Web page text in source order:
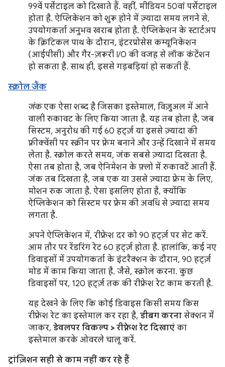
99वें पर्सेंटाइल को दिखाते हैं. वहीं, मीडियन 50वां पर्सेंटाइल
होता है. ऐप्लिकेशन को शुरू होने में ज़्यादा समय लगने से,
उपयोगकर्ता अनुभव खराब होता है. ऐप्लिकेशन के स्टार्टअप
के क्रिटिकल पाथ के दौरान, इंटरप्रोसेस कम्यूनिकेशन
(आईपीसी) और गैर-ज़रूरी I/O की वजह से लॉक कंटेंशन
हो सकता है. साथ ही, इससे गड़बड़ियां हो सकती हैं.
स्क्रोल जैंक
जंकएक ऐसा शब्द है जिसका इस्तेमाल, विज़ुअल में आने
वाली रुकावट के लिए किया जाता है. यह तब होता है, जब
सिस्टम, अनुरोध की गई 60 हर्ट्ज़ या इससे ज़्यादा की
फ़्रीक्वेंसी पर स्क्रीन पर फ़्रेम बनाने और उन्हें दिखाने में समय
लेता है. स्क्रोल करते समय, जंक सबसे ज़्यादा दिखता है.
ऐसा तब होता है, जब ऐनिमेशन के फ़्लो में रुकावटें आती हैं.
जंक तब दिखता है, जब एक या उससे ज़्यादा फ़्रेम के लिए,
मोशन रुक जाता है. ऐसा इसलिए होता है, क्योंकि
ऐप्लिकेशन को सिस्टम पर फ़्रेम की अवधि से ज़्यादा समय
लगता है.
अपने ऐप्लिकेशन में, रीफ़्रेश दर को 90 हर्ट्ज़ पर सेट करें.
आम तौर पर रेंडरिंग रेट 60 हर्ट्ज़ होता है. हालांकि, कई नए
डिवाइसों में उपयोगकर्ता के इंटरैक्शन के दौरान, 90 हर्ट्ज़
मोड में काम किया जाता है. जैसे, स्क्रोल करना. कुछ
डिवाइसों पर, 120 हर्ट्ज़ तक की रीफ़्रेश रेट काम करती है.
यह देखने के लिए कि कोई डिवाइस किसी समय किस
रीफ़्रेश रेट का इस्तेमाल कर रहा है, डीबग करना सेक्शन में
जाकर, डेवलपर विकल्प > रीफ़्रेश रेट दिखाएं का
इस्तेमाल करके ओवरले चालू करें.
ट्रांज़िशन सही से काम नहीं कर रहे हैं